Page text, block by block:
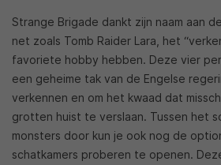
Strange Brigade dankt zijn naam aan
net zoals Tomb Raider Lara, het
favoriete hobby hebben. Deze vier
een geheime tak van de Engelse
verkennen en om het kwaad dat
grotten huist te verslaan. Tussen het
monsters door kun je ook nog de
schatkamers proberen te openen.